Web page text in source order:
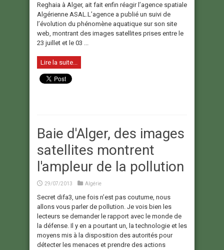
Reghaia à Alger, ait fait enfin réagir l’agence spatiale
Algérienne ASAL.L’agence a publié un suivi de
l’évolution du phénomène aquatique sur son site
web, montrant des images satellites prises entre le
23 juillet et le 03 ...
Lire la suite...
Baie d'Alger, des images
satellites montrent
l'ampleur de la pollution
29/07/2013 Algérie
Secret difa3, une fois n’est pas coutume, nous
allons vous parler de pollution. Je vois bien les
lecteurs se demander le rapport avec le monde de
la défense. Il y en a pourtant un, la technologie et les
moyens mis à la disposition des autorités pour
détecter les menaces et prendre des actions